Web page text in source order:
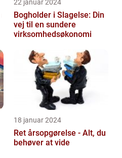
22 januar 2024
Bogholder i Slagelse: Din
vej til en sundere
virksomhedsøkonomi
18 januar 2024
Ret årsopgørelse - Alt, du
behøver at vide